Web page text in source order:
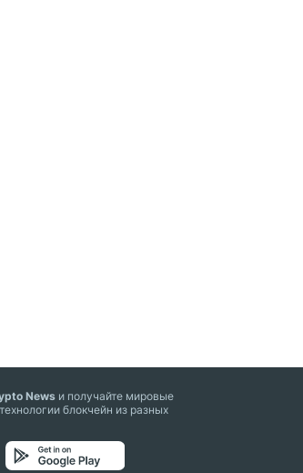
News и получайте мировые
блокчейн из разных